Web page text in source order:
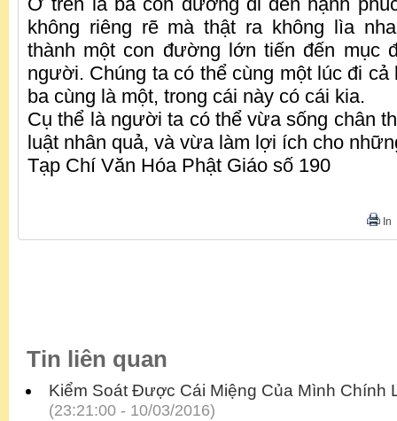
không riêng rẽ mà thật ra không lìa
thành một con đường lớn tiến đến mục
người. Chúng ta có thể cùng một lúc đi
ba cùng là một, trong cái này có cái kia.
Cụ thể là người ta có thể vừa sống chân
luật nhân quả, và vừa làm lợi ích cho
Tạp Chí Văn Hóa Phật Giáo số 190
In
Tin liên quan
Kiểm Soát Được Cái Miệng Của Mình Chính
(23:21:00 - 10/03/2016)